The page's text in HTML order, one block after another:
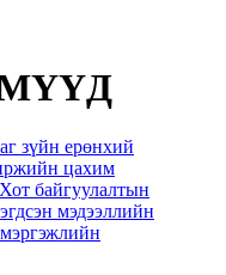
зүйн ерөнхий
цахим
Хот байгуулалтын
мэдээллийн